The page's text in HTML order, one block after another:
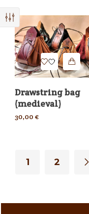
Drawstring bag
(medieval)
30,00 €
1 2